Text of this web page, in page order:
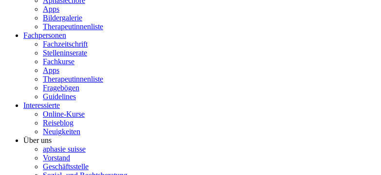
Apps
Bildergalerie
Therapeutinnenliste
Fachpersonen
Fachzeitschrift
Stelleninserate
Fachkurse
Apps
Therapeutinnenliste
Fragebögen
Guidelines
Interessierte
Online-Kurse
Reiseblog
Neuigkeiten
Über uns
aphasie suisse
Vorstand
Geschäftsstelle